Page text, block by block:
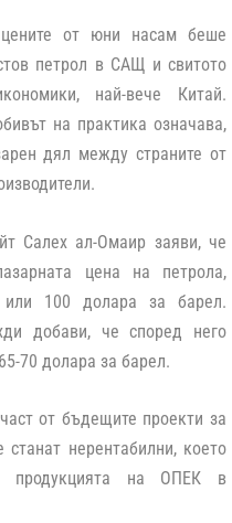
от юни насам беше
петрол в САЩ и свитото
най-вече Китай.
на практика означава,
дял между страните от
Салех ал-Омаир заяви, че
цена на петрола,
100 долара за барел.
добави, че според него
70 долара за барел.
от бъдещите проекти за
нерентабилни, което
продукцията на ОПЕК в